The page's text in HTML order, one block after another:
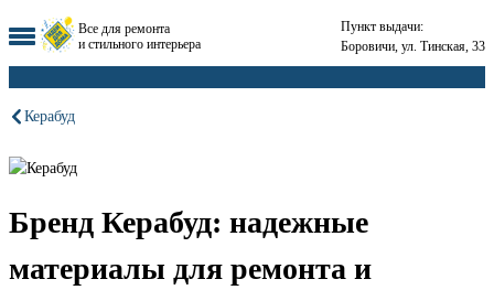
Все для ремонта
и стильного интерьера
Пункт выдачи:
Боровичи, ул. Тинская, 33
Керабуд
Бренд Керабуд: надежные
материалы для ремонта и